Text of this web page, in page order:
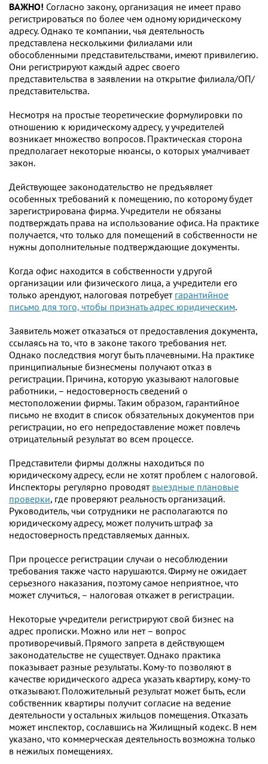
ВАЖНО! Согласно закону, организация не имеет право
регистрироваться по более чем одному юридическому
адресу. Однако те компании, чья деятельность
представлена несколькими филиалами или
обособленными представительствами, имеют привилегию.
Они регистрируют каждый адрес своего
представительства в заявлении на открытие филиала/ОП/
представительства.
Несмотря на простые теоретические формулировки по
отношению к юридическому адресу, у учредителей
возникает множество вопросов. Практическая сторона
предполагает некоторые нюансы, о которых умалчивает
закон.
Действующее законодательство не предъявляет
особенных требований к помещению, по которому будет
зарегистрирована фирма. Учредители не обязаны
подтверждать права на использование офиса. На практике
получается, что только для помещений в собственности не
нужны дополнительные подтверждающие документы.
Когда офис находится в собственности у другой
организации или физического лица, а учредители его
только арендуют, налоговая потребует гарантийное
письмо для того, чтобы признать адрес юридическим.
Заявитель может отказаться от предоставления документа,
ссылаясь на то, что в законе такого требования нет.
Однако последствия могут быть плачевными. На практике
принципиальные бизнесмены получают отказ в
регистрации. Причина, которую указывают налоговые
работники, – недостоверность сведений о
местоположении фирмы. Таким образом, гарантийное
письмо не входит в список обязательных документов при
регистрации, но его непредоставление может повлечь
отрицательный результат во всем процессе.
Представители фирмы должны находиться по
юридическому адресу, если не хотят проблем с налоговой.
Инспекторы регулярно проводят выездные плановые
проверки, где проверяют реальность организаций.
Руководитель, чьи сотрудники не располагаются по
юридическому адресу, может получить штраф за
недостоверность представляемых данных.
При процессе регистрации случаи о несоблюдении
требования также часто нарушаются. Фирму не ожидает
серьезного наказания, поэтому самое неприятное, что
может случиться, – налоговая откажет в регистрации.
Некоторые учредители регистрируют свой бизнес на
адрес прописки. Можно или нет – вопрос
противоречивый. Прямого запрета в действующем
законодательстве не существует. Однако практика
показывает разные результаты. Кому-то позволяют в
качестве юридического адреса указать квартиру, кому-то
отказывают. Положительный результат может быть, если
собственник квартиры получит согласие на ведение
деятельности у остальных жильцов помещения. Отказать
может инспектор, сославшись на Жилищный кодекс. В нем
указано, что коммерческая деятельность возможна только
в нежилых помещениях.